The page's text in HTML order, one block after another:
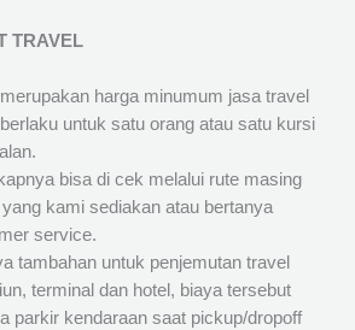
TRAVEL
harga minumum jasa travel
untuk satu orang atau satu kursi
bisa di cek melalui rute masing
kami sediakan atau bertanya
service.
tambahan untuk penjemutan travel
terminal dan hotel, biaya tersebut
parkir kendaraan saat pickup/dropoff